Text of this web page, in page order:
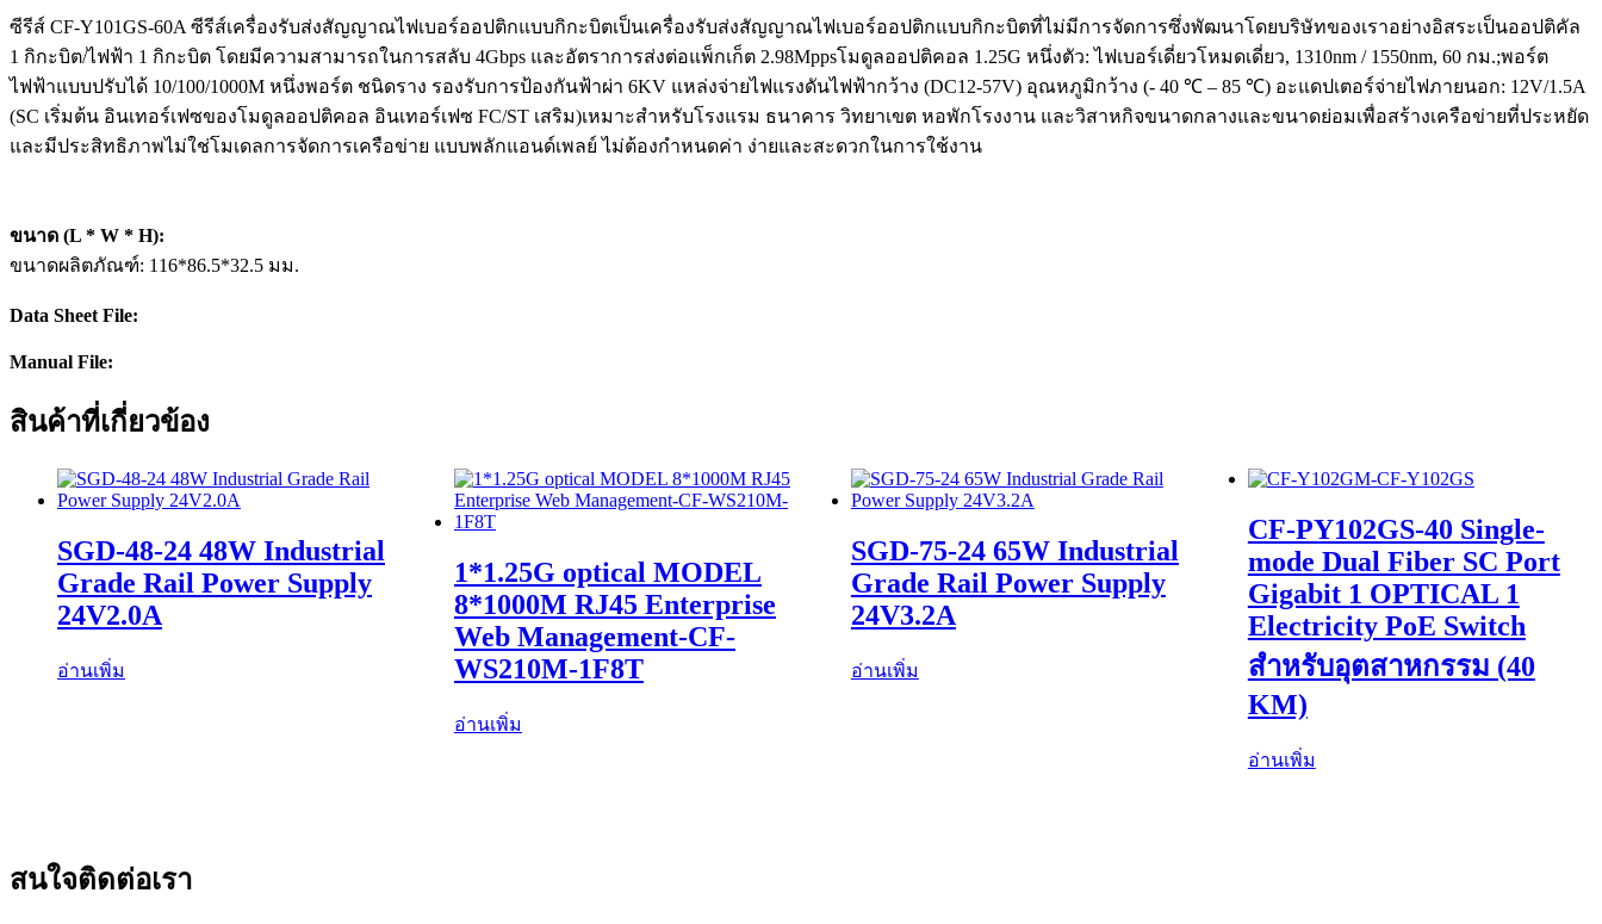
ซีรีส์ CF-Y101GS-60A ซีรีส์เครื่องรับส่งสัญญาณไฟเบอร์ออปติกแบบกิกะบิตเป็นเครื่องรับส่งสัญญาณไฟเบอร์ออปติกแบบกิกะบิตที่ไม่มีการจัดการซึ่งพัฒนาโดยบริษัทของเราอย่างอิสระเป็นออปติคัล
1 กิกะบิต/ไฟฟ้า 1 กิกะบิต โดยมีความสามารถในการสลับ 4Gbps และอัตราการส่งต่อแพ็กเก็ต 2.98Mppsโมดูลออปติคอล 1.25G หนึ่งตัว: ไฟเบอร์เดี่ยวโหมดเดี่ยว, 1310nm / 1550nm, 60 กม.;พอร์ต
ไฟฟ้าแบบปรับได้ 10/100/1000M หนึ่งพอร์ต ชนิดราง รองรับการป้องกันฟ้าผ่า 6KV แหล่งจ่ายไฟแรงดันไฟฟ้ากว้าง (DC12-57V) อุณหภูมิกว้าง (- 40 ℃ – 85 ℃) อะแดปเตอร์จ่ายไฟภายนอก: 12V/1.5A
(SC เริ่มต้น อินเทอร์เฟซของโมดูลออปติคอล อินเทอร์เฟซ FC/ST เสริม)เหมาะสำหรับโรงแรม ธนาคาร วิทยาเขต หอพักโรงงาน และวิสาหกิจขนาดกลางและขนาดย่อมเพื่อสร้างเครือข่ายที่ประหยัด
และมีประสิทธิภาพไม่ใช่โมเดลการจัดการเครือข่าย แบบพลักแอนด์เพลย์ ไม่ต้องกำหนดค่า ง่ายและสะดวกในการใช้งาน
ขนาด (L * W * H):
ขนาดผลิตภัณฑ์: 116*86.5*32.5 มม.
Data Sheet File:
Manual File:
สินค้าที่เกี่ยวข้อง
SGD-48-24 48W Industrial
Grade Rail Power Supply
24V2.0A
อ่านเพิ่ม
1*1.25G optical MODEL
8*1000M RJ45 Enterprise
Web Management-CF-
WS210M-1F8T
อ่านเพิ่ม
SGD-75-24 65W Industrial
Grade Rail Power Supply
24V3.2A
อ่านเพิ่ม
CF-PY102GS-40 Single-
mode Dual Fiber SC Port
Gigabit 1 OPTICAL 1
Electricity PoE Switch
สำหรับอุตสาหกรรม (40
KM)
อ่านเพิ่ม
สนใจติดต่อเรา